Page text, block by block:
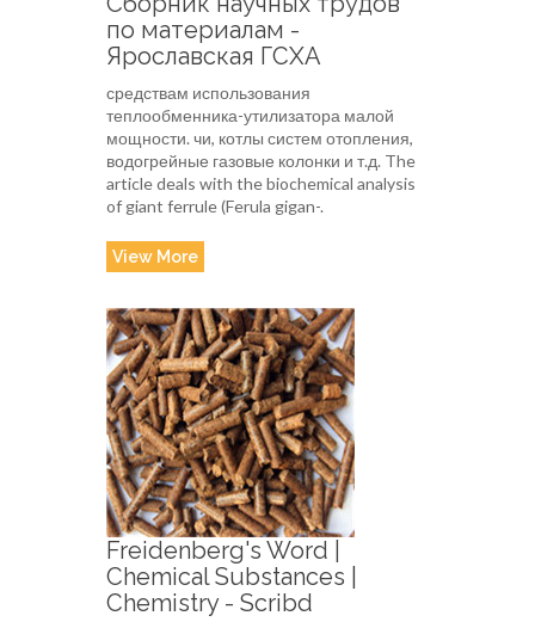
по материалам -
Ярославская ГСХА
средствам использования
теплообменника-утилизатора малой
мощности. чи, котлы систем отопления,
водогрейные газовые колонки и т.д. The
article deals with the biochemical analysis
of giant ferrule (Ferula gigan-.
View More
Freidenberg's Word |
Chemical Substances |
Chemistry - Scribd